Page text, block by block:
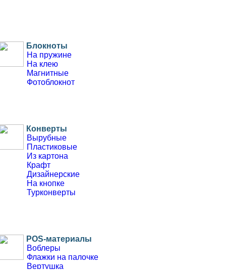
Блокноты
На пружине
На клею
Магнитные
Фотоблокнот
Конверты
Вырубные
Пластиковые
Из картона
Крафт
Дизайнерские
На кнопке
Турконверты
POS-материалы
Воблеры
Флажки на палочке
Вертушка